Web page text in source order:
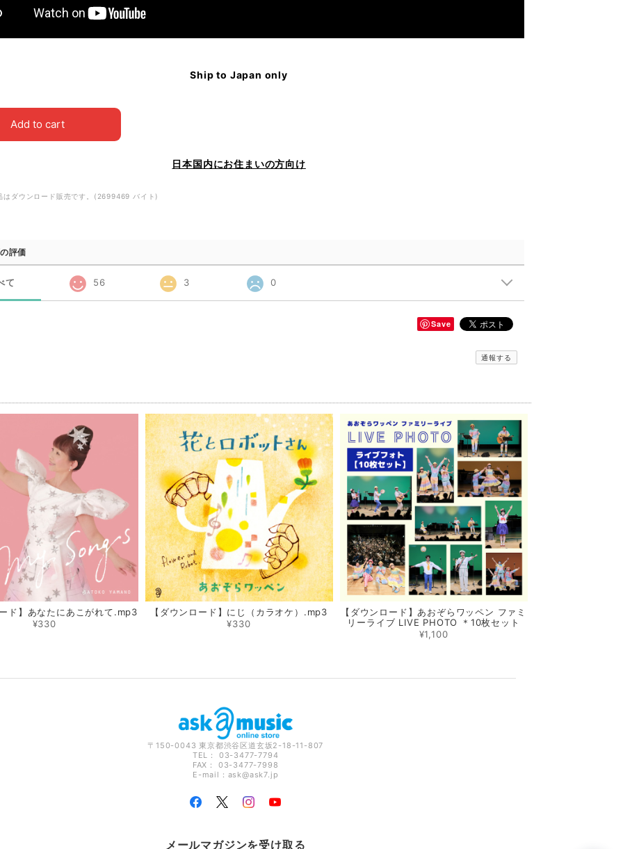
Ship to Japan only
Add to cart
日本国内にお住まいの方向け
はダウンロード販売です。(2699469 バイト)
評価
て 56 3 0
Save
通報する
ード】あなたにあこがれて.mp3
¥330
【ダウンロード】にじ（カラオケ）.mp3
¥330
【ダウンロード】あおぞらワッペン ファミ
リーライブ LIVE PHOTO ＊10枚セット
¥1,100
〒150-0043 東京都渋谷区道玄坂2-18-11-807
TEL： 03-3477-7794
FAX： 03-3477-7998
E-mail： ask@ask7.jp
メールマガジンを受け取る